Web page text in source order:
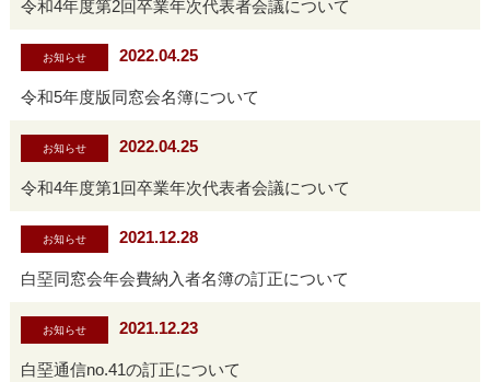
令和4年度第2回卒業年次代表者会議について
お知らせ 2022.04.25
令和5年度版同窓会名簿について
お知らせ 2022.04.25
令和4年度第1回卒業年次代表者会議について
お知らせ 2021.12.28
白堊同窓会年会費納入者名簿の訂正について
お知らせ 2021.12.23
白堊通信no.41の訂正について